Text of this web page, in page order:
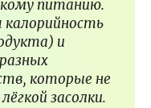
питанию.
и
которые не
засолки.